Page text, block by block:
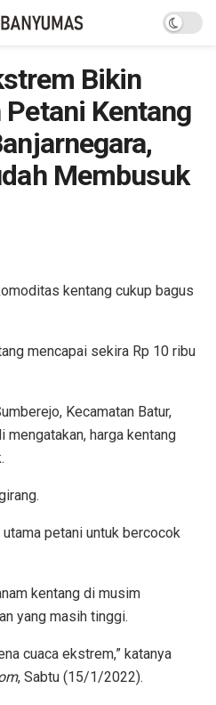
Bikin
Kentang
Membusuk
kentang cukup bagus
mencapai sekira Rp 10 ribu
Kecamatan Batur,
mengatakan, harga kentang
petani untuk bercocok
kentang di musim
yang masih tinggi.
cuaca ekstrem,” katanya
, Sabtu (15/1/2022).